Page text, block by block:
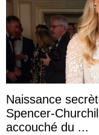
Naissance
Spencer-
accouché du ...